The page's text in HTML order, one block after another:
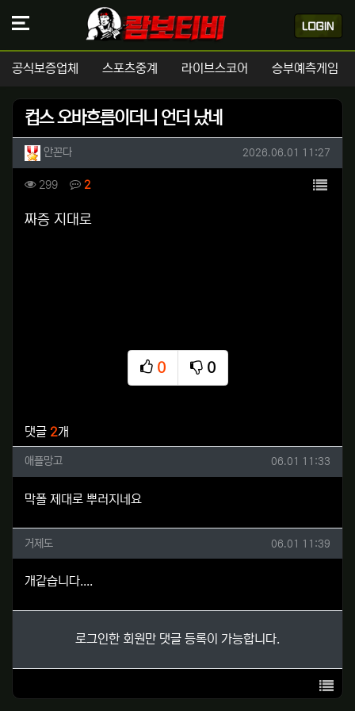
공식보증업체 스포츠중계 라이브스코어 승부예측게임
컵스 오바흐름이더니 언더 났네
작성자 정보
안꼰다작성 작성일
2026.06.01 11:27
컨텐츠 정보
299조회 2댓글 목록
본문
짜증 지대로
0
추천
0
비추천
댓글 2개
애플망고님의 댓글
애플망고 작성일
06.01 11:33
막폴 제대로 뿌러지네요
거제도님의 댓글
거제도 작성일
06.01 11:39
개같습니다....
로그인한 회원만 댓글 등록이 가능합니다.
목록